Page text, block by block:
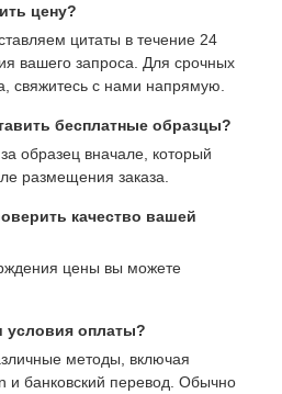
цену?
цитаты в течение 24
вашего запроса. Для срочных
свяжитесь с нами напрямую.
бесплатные образцы?
образец вначале, который
размещения заказа.
качество вашей
цены вы можете
оплаты?
методы, включая
и банковский перевод. Обычно